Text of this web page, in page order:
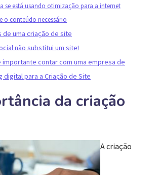
se está usando otimização para a internet
o conteúdo necessário
de uma criação de site
não substitui um site!
importante contar com uma empresa de
digital para a Criação de Site
da criação
A criação